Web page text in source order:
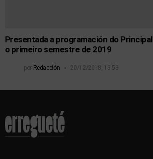
Presentada a programación do
o primeiro semestre de 2019
por Redacción 20/12/2018, 13:53